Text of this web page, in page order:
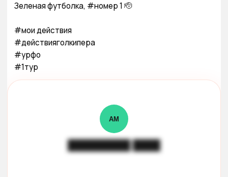
Зеленая футболка, #номер 1 🫡
#мои действия
#действияголкипера
#урфо
#1тур
АМ
█████████ ████